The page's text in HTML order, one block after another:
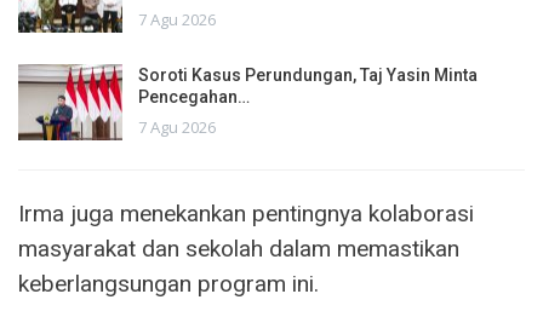
7 Agu 2026
Soroti Kasus Perundungan, Taj Yasin Minta
Pencegahan…
7 Agu 2026
Irma juga menekankan pentingnya kolaborasi
masyarakat dan sekolah dalam memastikan
keberlangsungan program ini.